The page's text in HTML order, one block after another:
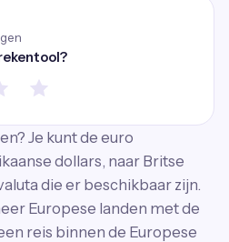
Je kunt de euro
dollars, naar Britse
die er beschikbaar zijn.
Europese landen met de
reis binnen de Europese